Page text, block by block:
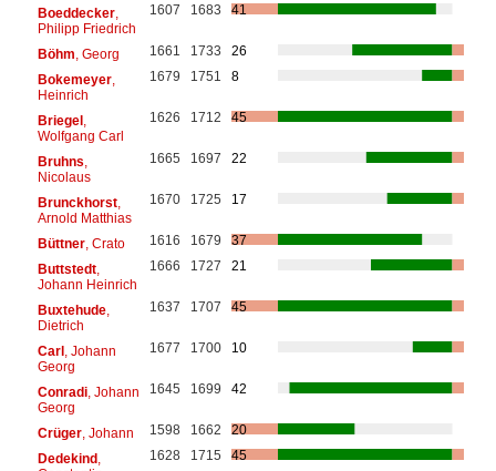
Boeddecker,
Philipp Friedrich
1607 1683 41
Böhm , Georg 1661 1733
26
Bokemeyer,
Heinrich
1679 1751 8
Briegel,
Wolfgang Carl
1626 1712 45
Bruhns
Nicolaus
1665 1697 22
Brunckhorst,
Arnold Matthias
1670 1725 17
Büttner, Crato 1616 1679
37
Buttstedt,
Johann Heinrich
1666 1727 21
Buxtehude,
Dietrich
1637 1707 45
Carl, Johann
Georg
1677 1700 10
Conradi, Johann
Georg
1645 1699 42
Crüger, Johann 1598 1662
20
Dedekind,
1628 1715 45